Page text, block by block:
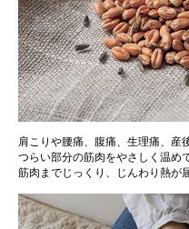
肩こりや腰痛、腹痛、生理痛、産
つらい部分の筋肉をやさしく温め
筋肉までじっくり、じんわり熱が